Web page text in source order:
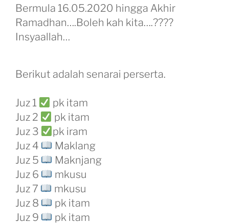
Bermula 16.05.2020 hingga Akhir
Ramadhan….Boleh kah kita….????
Insyaallah…
Berikut adalah senarai perserta.
Juz 1
pk itam
Juz 2
pk itam
Juz 3
pk iram
Juz 4
Maklang
Juz 5
Maknjang
Juz 6
mkusu
Juz 7
mkusu
Juz 8
pk itam
Juz 9
pk itam